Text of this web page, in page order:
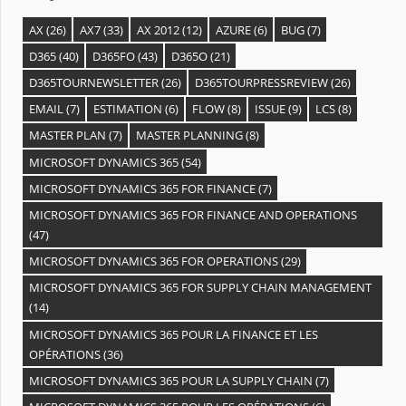
AX(26) AX7(33) AX 2012(12) AZURE(6) BUG(7)
D365(40) D365FO(43) D365O(21)
D365TOURNEWSLETTER(26) D365TOURPRESSREVIEW(26)
EMAIL(7) ESTIMATION (6) FLOW(8) ISSUE(9) LCS(8)
MASTER PLAN (7) MASTER PLANNING(8)
MICROSOFT DYNAMICS 365(54)
MICROSOFT DYNAMICS 365 FOR FINANCE(7)
MICROSOFT DYNAMICS 365 FOR FINANCE AND OPERATIONS
(47)
MICROSOFT DYNAMICS 365 FOR OPERATIONS(29)
MICROSOFT DYNAMICS 365 FOR SUPPLY CHAIN MANAGEMENT
(14)
MICROSOFT DYNAMICS 365 POUR LA FINANCE ET LES
OPÉRATIONS(36)
MICROSOFT DYNAMICS 365 POUR LA SUPPLY CHAIN (7)